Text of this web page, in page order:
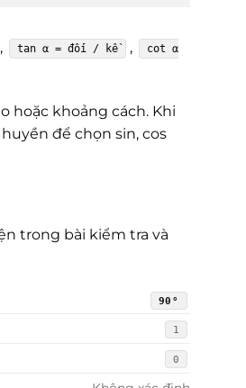
, tan α = đối / kề ,
cot α
hoặc khoảng cách. Khi
để chọn sin, cos
trong bài kiểm tra và
90°
1
0